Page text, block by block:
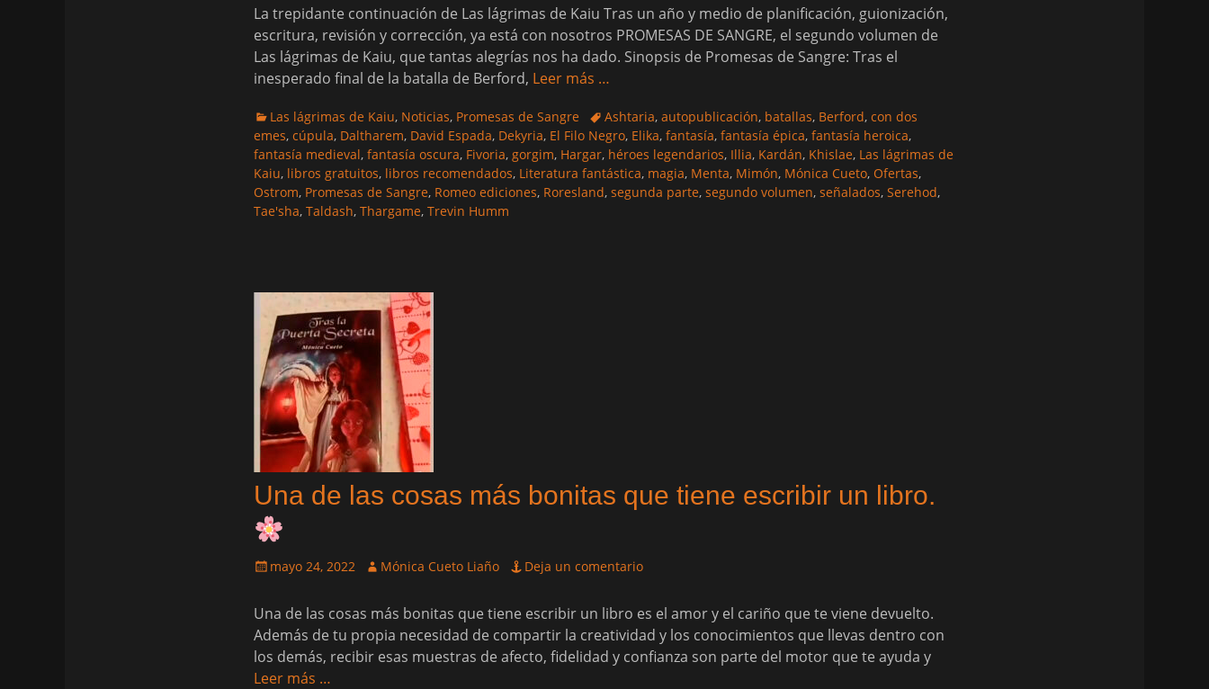
La trepidante continuación de Las lágrimas de Kaiu Tras un año y medio de planificación, guionización,
escritura, revisión y corrección, ya está con nosotros PROMESAS DE SANGRE, el segundo volumen de
Las lágrimas de Kaiu, que tantas alegrías nos ha dado. Sinopsis de Promesas de Sangre: Tras el
inesperado final de la batalla de Berford, Leer más …
Categorias
Las lágrimas de Kaiu, Noticias, Promesas de Sangre Etiquetas
Ashtaria, autopublicación, batallas, Berford, con dos
emes, cúpula, Daltharem, David Espada, Dekyria, El Filo Negro, Elika, fantasía, fantasía épica, fantasía heroica,
fantasía medieval, fantasía oscura, Fivoria, gorgim, Hargar, héroes legendarios, Illia, Kardán, Khislae, Las lágrimas de
Kaiu, libros gratuitos, libros recomendados, Literatura fantástica, magia, Menta, Mimón, Mónica Cueto, Ofertas,
Ostrom, Promesas de Sangre, Romeo ediciones, Roresland, segunda parte, segundo volumen, señalados, Serehod,
Tae'sha, Taldash, Thargame, Trevin Humm
Una de las cosas más bonitas que tiene escribir un libro.
Publicado
mayo 24, 2022 AutorMónica Cueto Liaño Deja un comentario
Una de las cosas más bonitas que tiene escribir un libro es el amor y el cariño que te viene devuelto.
Además de tu propia necesidad de compartir la creatividad y los conocimientos que llevas dentro con
los demás, recibir esas muestras de afecto, fidelidad y confianza son parte del motor que te ayuda y
Leer más …